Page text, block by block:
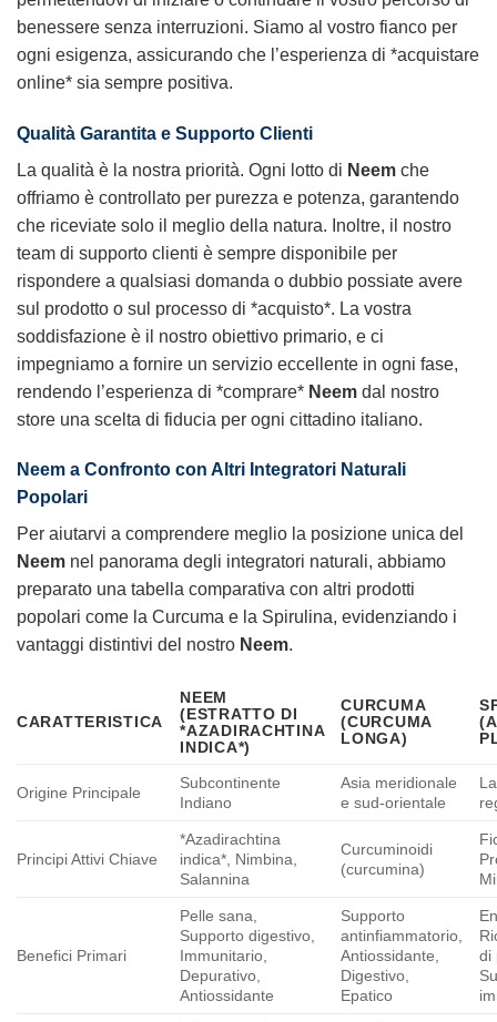
benessere senza interruzioni. Siamo al vostro fianco per
ogni esigenza, assicurando che l’esperienza di *acquistare
online* sia sempre positiva.
Qualità Garantita e Supporto Clienti
La qualità è la nostra priorità. Ogni lotto di Neem che
offriamo è controllato per purezza e potenza, garantendo
che riceviate solo il meglio della natura. Inoltre, il nostro
team di supporto clienti è sempre disponibile per
rispondere a qualsiasi domanda o dubbio possiate avere
sul prodotto o sul processo di *acquisto*. La vostra
soddisfazione è il nostro obiettivo primario, e ci
impegniamo a fornire un servizio eccellente in ogni fase,
rendendo l’esperienza di *comprare* Neem dal nostro
store una scelta di fiducia per ogni cittadino italiano.
Neem a Confronto con Altri Integratori Naturali
Popolari
Per aiutarvi a comprendere meglio la posizione unica del
Neem nel panorama degli integratori naturali, abbiamo
preparato una tabella comparativa con altri prodotti
popolari come la Curcuma e la Spirulina, evidenziando i
vantaggi distintivi del nostro Neem.
CARATTERISTICA
NEEM
(ESTRATTO DI
*AZADIRACHTINA
INDICA*)
CURCUMA
(CURCUMA
LONGA)
Origine Principale
Subcontinente
Indiano
Asia meridionale
e sud-orientale
Principi Attivi Chiave
*Azadirachtina
indica*, Nimbina,
Salannina
Curcuminoidi
(curcumina)
Benefici Primari
Pelle sana,
Supporto digestivo,
Immunitario,
Depurativo,
Antiossidante
Supporto
antinfiammatorio,
Antiossidante,
Digestivo,
Epatico
di